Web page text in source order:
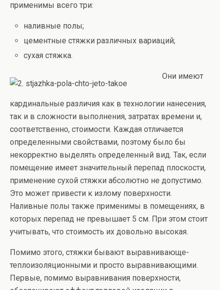
применимы всего три:
наливные полы;
цементные стяжки различных вариаций;
сухая стяжка.
Они имеют
кардинальные различия как в технологии нанесения,
так и в сложности выполнения, затратах времени и,
соответственно, стоимости. Каждая отличается
определенными свойствами, поэтому было бы
некорректно выделять определенный вид. Так, если
помещение имеет значительный перепад плоскости,
применение сухой стяжки абсолютно не допустимо.
Это может привести к излому поверхности.
Наливные полы также применимы в помещениях, в
которых перепад не превышает 5 см. При этом стоит
учитывать, что стоимость их довольно высокая.
Помимо этого, стяжки бывают выравнивающе-
теплоизоляционными и просто выравнивающими.
Первые, помимо выравнивания поверхности,